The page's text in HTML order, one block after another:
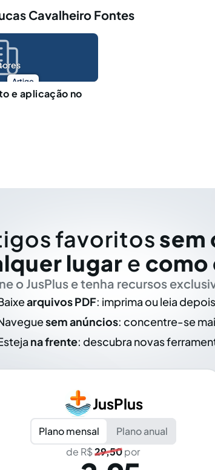
Cavalheiro Fontes
Artigo
e aplicação no
favoritos sem
lugar e como
o JusPlus e tenha recursos
arquivos PDF: imprima ou leia depois
sem anúncios: concentre-se
na frente: descubra novas
JusPlus
Plano mensal
Plano anual
de R$29,50por